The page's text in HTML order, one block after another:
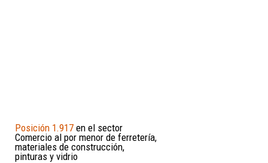
Posición 1.917 en el sector
Comercio al por menor de ferretería,
materiales de construcción,
pinturas y vidrio